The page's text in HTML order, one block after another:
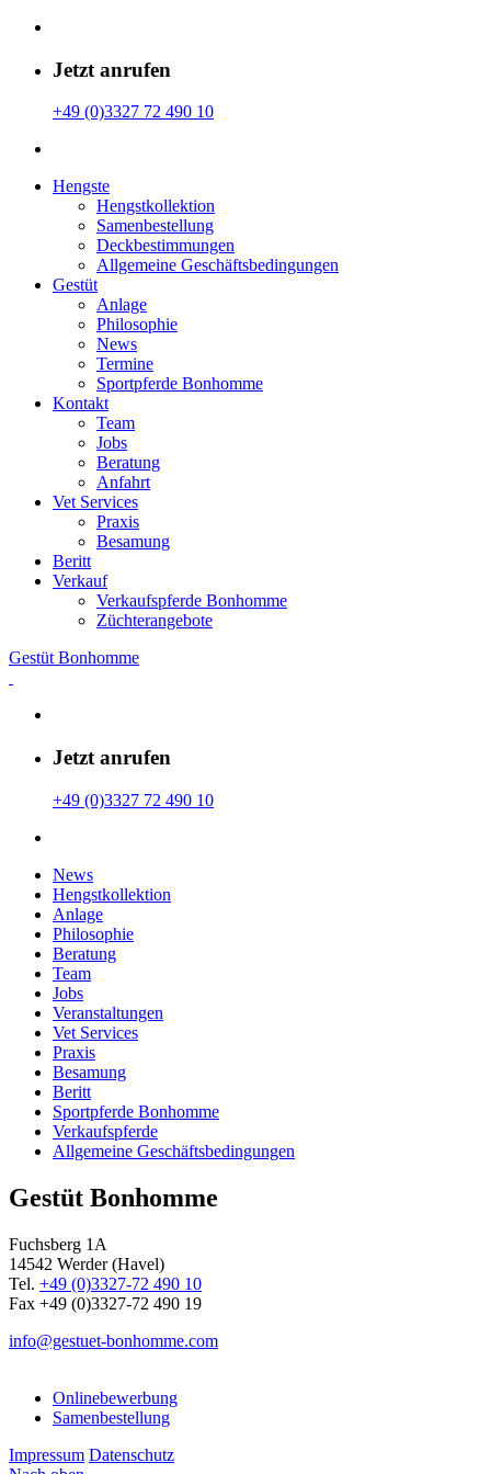
Jetzt anrufen
+49 (0)3327 72 490 10
Hengste
Hengstkollektion
Samenbestellung
Deckbestimmungen
Allgemeine Geschäfts­bedingungen
Gestüt
Anlage
Philosophie
News
Termine
Sportpferde Bonhomme
Kontakt
Team
Jobs
Beratung
Anfahrt
Vet Services
Praxis
Besamung
Beritt
Verkauf
Verkaufspferde Bonhomme
Züchterangebote
Gestüt Bonhomme
Jetzt anrufen
+49 (0)3327 72 490 10
News
Hengstkollektion
Anlage
Philosophie
Beratung
Team
Jobs
Veranstaltungen
Vet Services
Praxis
Besamung
Beritt
Sportpferde Bonhomme
Verkaufspferde
Allgemeine Geschäfts­bedingungen
Gestüt Bonhomme
Fuchsberg 1A
14542 Werder (Havel)
Tel. +49 (0)3327-72 490 10
Fax +49 (0)3327-72 490 19
info@gestuet-bonhomme.com
Onlinebewerbung
Samenbestellung
Impressum Datenschutz